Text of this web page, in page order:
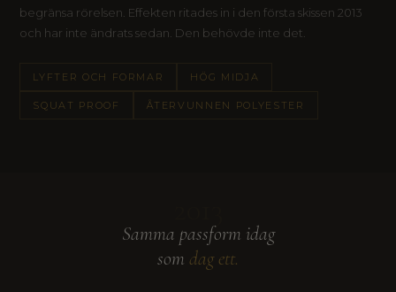
begränsa rörelsen. Effekten ritades in i den första skissen 2013
och har inte ändrats sedan. Den behövde inte det.
LYFTER OCH FORMAR HÖG MIDJA
SQUAT PROOF ÅTERVUNNEN POLYESTER
Samma passform idag
som dag ett.